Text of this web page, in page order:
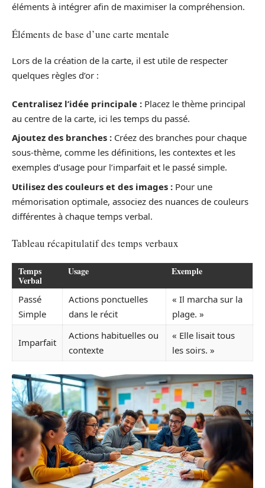
éléments à intégrer afin de maximiser la compréhension.
Éléments de base d’une carte mentale
Lors de la création de la carte, il est utile de respecter
quelques règles d’or :
Centralisez l’idée principale : Placez le thème principal
au centre de la carte, ici les temps du passé.
Ajoutez des branches : Créez des branches pour chaque
sous-thème, comme les définitions, les contextes et les
exemples d’usage pour l’imparfait et le passé simple.
Utilisez des couleurs et des images : Pour une
mémorisation optimale, associez des nuances de couleurs
différentes à chaque temps verbal.
Tableau récapitulatif des temps verbaux
Temps
Verbal
Usage Exemple
Passé
Simple
Actions ponctuelles
dans le récit
« Il marcha sur la
plage. »
Imparfait
Actions habituelles ou
contexte
« Elle lisait tous
les soirs. »